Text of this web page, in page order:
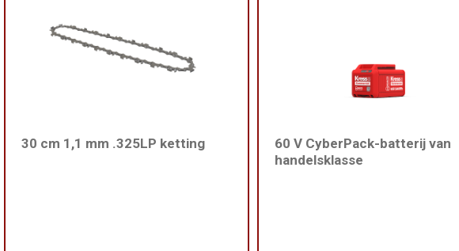
30 cm 1,1 mm .325LP ketting
60 V CyberPack-batterij van
handelsklasse